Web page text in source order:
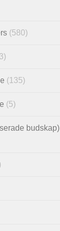
(580)
(135)
(5)
budskap)